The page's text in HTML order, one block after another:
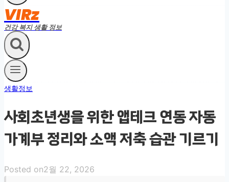
VIRz
건강 복지 생활 정보
생활정보
사회초년생을 위한 앱테크 연동 자동
가계부 정리와 소액 저축 습관 기르기
Posted on2월 22, 2026